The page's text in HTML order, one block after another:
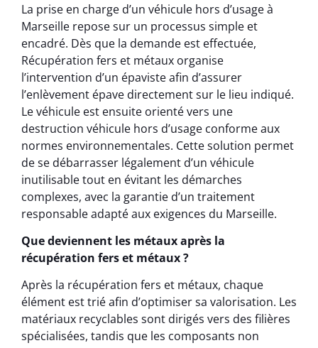
La prise en charge d’un véhicule hors d’usage à
Marseille repose sur un processus simple et
encadré. Dès que la demande est effectuée,
Récupération fers et métaux organise
l’intervention d’un épaviste afin d’assurer
l’enlèvement épave directement sur le lieu indiqué.
Le véhicule est ensuite orienté vers une
destruction véhicule hors d’usage conforme aux
normes environnementales. Cette solution permet
de se débarrasser légalement d’un véhicule
inutilisable tout en évitant les démarches
complexes, avec la garantie d’un traitement
responsable adapté aux exigences du Marseille.
Que deviennent les métaux après la
récupération fers et métaux ?
Après la récupération fers et métaux, chaque
élément est trié afin d’optimiser sa valorisation. Les
matériaux recyclables sont dirigés vers des filières
spécialisées, tandis que les composants non